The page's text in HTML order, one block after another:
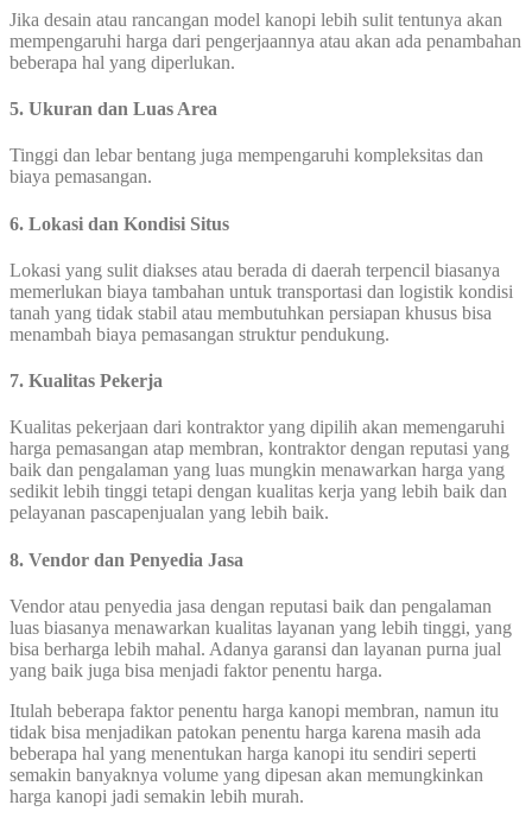
Jika desain atau rancangan model kanopi lebih sulit tentunya akan
mempengaruhi harga dari pengerjaannya atau akan ada penambahan
beberapa hal yang diperlukan.
5. Ukuran dan Luas Area
Tinggi dan lebar bentang juga mempengaruhi kompleksitas dan
biaya pemasangan.
6. Lokasi dan Kondisi Situs
Lokasi yang sulit diakses atau berada di daerah terpencil biasanya
memerlukan biaya tambahan untuk transportasi dan logistik kondisi
tanah yang tidak stabil atau membutuhkan persiapan khusus bisa
menambah biaya pemasangan struktur pendukung.
7. Kualitas Pekerja
Kualitas pekerjaan dari kontraktor yang dipilih akan memengaruhi
harga pemasangan atap membran, kontraktor dengan reputasi yang
baik dan pengalaman yang luas mungkin menawarkan harga yang
sedikit lebih tinggi tetapi dengan kualitas kerja yang lebih baik dan
pelayanan pascapenjualan yang lebih baik.
8. Vendor dan Penyedia Jasa
Vendor atau penyedia jasa dengan reputasi baik dan pengalaman
luas biasanya menawarkan kualitas layanan yang lebih tinggi, yang
bisa berharga lebih mahal. Adanya garansi dan layanan purna jual
yang baik juga bisa menjadi faktor penentu harga.
Itulah beberapa faktor penentu harga kanopi membran, namun itu
tidak bisa menjadikan patokan penentu harga karena masih ada
beberapa hal yang menentukan harga kanopi itu sendiri seperti
semakin banyaknya volume yang dipesan akan memungkinkan
harga kanopi jadi semakin lebih murah.